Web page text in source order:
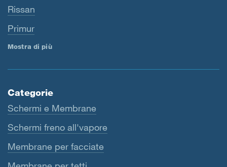
Rissan
Primur
Mostra di più
Categorie
Schermi e Membrane
Schermi freno all'vapore
Membrane per facciate